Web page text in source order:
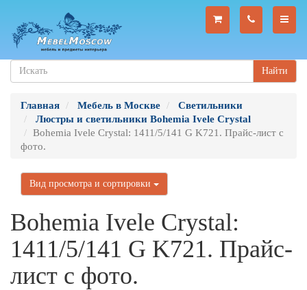
Найти
Главная Мебель в Москве
Светильники
Люстры и светильники Bohemia Ivele Crystal
Bohemia Ivele Crystal: 1411/5/141 G K721. Прайс-лист с
фото.
Вид просмотра и сортировки
Bohemia Ivele Crystal:
1411/5/141 G K721. Прайс-
лист с фото.